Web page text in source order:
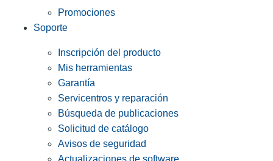
Promociones
Soporte
Inscripción del producto
Mis herramientas
Garantía
Servicentros y reparación
Búsqueda de publicaciones
Solicitud de catálogo
Avisos de seguridad